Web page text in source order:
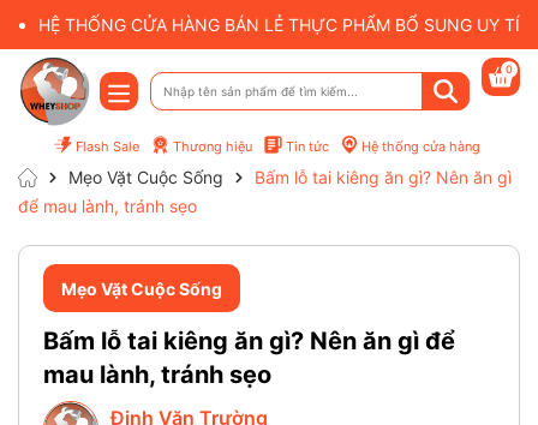
HỆ THỐNG CỬA HÀNG BÁN LẺ THỰC PHẨM BỔ SUNG UY
Flash Sale Thương hiệu Tin tức Hệ thống cửa hàng
0
Mẹo Vặt Cuộc Sống
Bấm lỗ tai kiêng ăn gì? Nên ăn gì
để mau lành, tránh sẹo
Mẹo Vặt Cuộc Sống
Bấm lỗ tai kiêng ăn gì? Nên ăn gì để
mau lành, tránh sẹo
Đinh Văn Trường